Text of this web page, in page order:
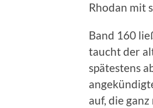
Rhodan mit
Band 160
taucht der
spätestens
auf, die